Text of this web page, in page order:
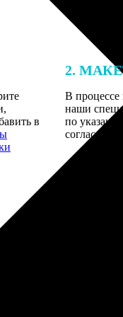
в
2.
В процессе
наши
по